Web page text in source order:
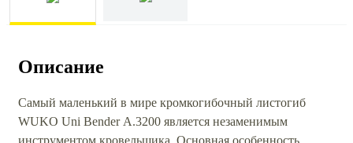
Описание
Самый маленький в мире кромкогибочный листогиб
WUKO Uni Bender А.3200 является незаменимым
инструментом кровельщика. Основная особенность